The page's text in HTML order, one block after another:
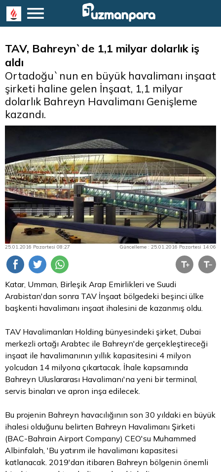
TAV, Bahreyn`de 1,1 milyar dolarlık iş
aldı
Ortadoğu`nun en büyük havalimanı inşaat
şirketi haline gelen İnşaat, 1,1 milyar
dolarlık Bahreyn Havalimanı Genişleme
kazandı.
25.01.2016 Pazartesi 08:27 Güncelleme : 25.01.2016 Pazartesi 14:06
Katar, Umman, Birleşik Arap Emirlikleri ve Suudi
Arabistan'dan sonra TAV İnşaat bölgedeki beşinci ülke
başkenti havalimanı inşaat ihalesini de kazanmış oldu.
TAV Havalimanları Holding bünyesindeki şirket, Dubai
merkezli ortağı Arabtec ile Bahreyn'de gerçekleştireceği
inşaat ile havalimanının yıllık kapasitesini 4 milyon
yolcudan 14 milyona çıkartacak. İhale kapsamında
Bahreyn Uluslararası Havalimanı'na yeni bir terminal,
servis binaları ve apron inşa edilecek.
Bu projenin Bahreyn havacılığının son 30 yıldaki en büyük
ihalesi olduğunu belirten Bahreyn Havalimanı Şirketi
(BAC-Bahrain Airport Company) CEO'su Muhammed
Albinfalah, 'Bu yatırım ile havalimanı kapasitesi
katlanacak. 2019'dan itibaren Bahreyn bölgenin önemli